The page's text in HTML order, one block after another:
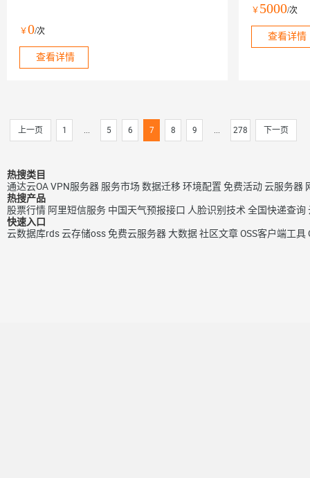
要素实名 手机二要素认证 手机二要素验证 手机二要
素 手机二要素实名 手机二要素认证 手机二要素验证
手机二要素 手机二要素实名 ...
￥0/次
查看详情
￥ 5000/次
查看详情
上一页 1 ... 5 6 7 8 9 ... 278 下一页
热搜类目
通达云OAVPN服务器 服务市场数据迁移环境配置 免费活动云服务器
热搜产品
股票行情 阿里短信服务 中国天气预报接口 人脸识别技术 全国快递查询
快速入口
云数据库rds云存储oss免费云服务器大数据社区文章OSS客户端工具